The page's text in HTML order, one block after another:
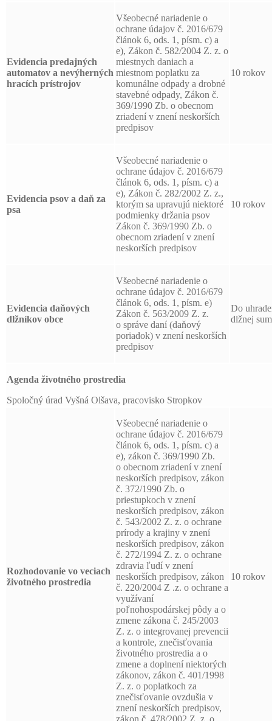
Evidencia predajných
automatov a nevýherných
hracích prístrojov
Všeobecné nariadenie o
ochrane údajov č. 2016/679
článok 6, ods. 1, písm. c) a
e), Zákon č. 582/2004 Z. z. o
miestnych daniach a
miestnom poplatku za
komunálne odpady a drobné
stavebné odpady, Zákon č.
369/1990 Zb. o obecnom
zriadení v znení neskorších
predpisov
10 rokov
Evidencia psov a daň za
psa
Všeobecné nariadenie o
ochrane údajov č. 2016/679
článok 6, ods. 1, písm. c) a
e), Zákon č. 282/2002 Z. z.,
ktorým sa upravujú niektoré
podmienky držania psov
Zákon č. 369/1990 Zb. o
obecnom zriadení v znení
neskorších predpisov
10 rokov
Evidencia daňových
dlžníkov obce
Všeobecné nariadenie o
ochrane údajov č. 2016/679
článok 6, ods. 1, písm. e)
Zákon č. 563/2009 Z. z.
o správe daní (daňový
poriadok) v znení neskorších
predpisov
Do
dlžnej
Agenda životného prostredia
Spoločný úrad Vyšná Olšava, pracovisko Stropkov
Rozhodovanie vo veciach
životného prostredia
Všeobecné nariadenie o
ochrane údajov č. 2016/679
článok 6, ods. 1, písm. c) a
e), zákon č. 369/1990 Zb.
o obecnom zriadení v znení
neskorších predpisov, zákon
č. 372/1990 Zb. o
priestupkoch v znení
neskorších predpisov, zákon
č. 543/2002 Z. z. o ochrane
prírody a krajiny v znení
neskorších predpisov, zákon
č. 272/1994 Z. z. o ochrane
zdravia ľudí v znení
neskorších predpisov, zákon
č. 220/2004 Z .z. o ochrane a
využívaní
poľnohospodárskej pôdy a o
zmene zákona č. 245/2003
Z. z. o integrovanej prevencii
a kontrole, znečisťovania
životného prostredia a o
zmene a doplnení niektorých
zákonov, zákon č. 401/1998
Z. z. o poplatkoch za
znečisťovanie ovzdušia v
znení neskorších predpisov,
10 rokov